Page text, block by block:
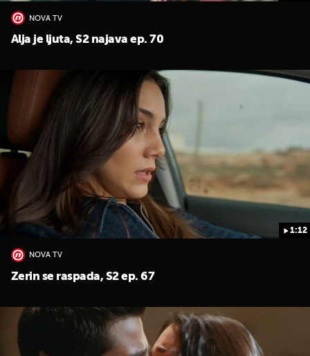
NOVA TV
Alja je ljuta, S2 najava ep. 70
1:12
NOVA TV
Zerin se raspada, S2 ep. 67